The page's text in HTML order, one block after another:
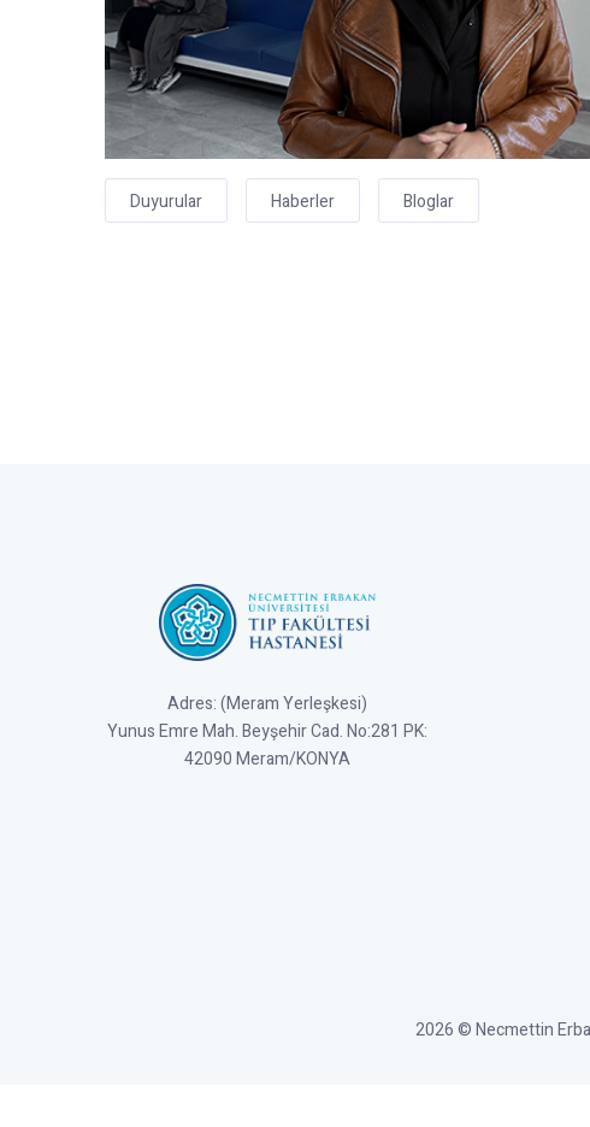
Duyurular Haberler Bloglar
Adres: (Meram Yerleşkesi)
Yunus Emre Mah. Beyşehir Cad. No:281 PK:
42090 Meram/KONYA
2026 © Necmettin